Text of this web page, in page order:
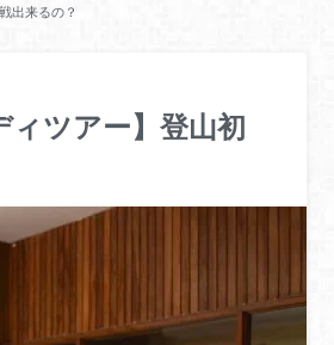
出来るの？
ィツアー】登山初